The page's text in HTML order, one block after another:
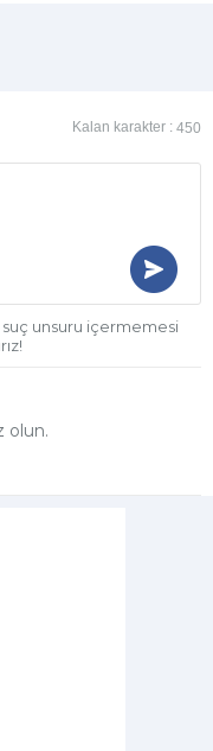
Kalan karakter : 450
unsuru içermemesi
olun.